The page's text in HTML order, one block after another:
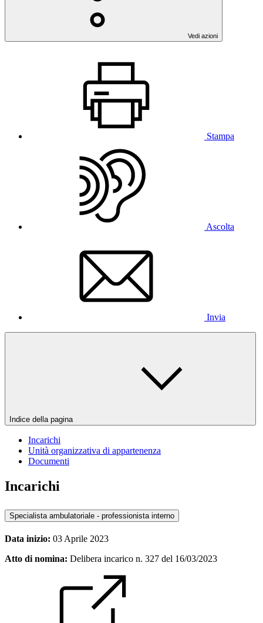
Vedi azioni
Stampa
Ascolta
Invia
Indice della pagina
Incarichi
Unità organizzativa di appartenenza
Documenti
Incarichi
Specialista ambulatoriale - professionista interno
Data inizio: 03 Aprile 2023
Atto di nomina: Delibera incarico n. 327 del 16/03/2023